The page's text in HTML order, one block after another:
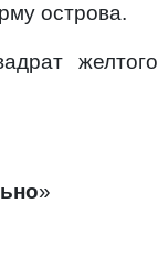
острова.
желтого
»